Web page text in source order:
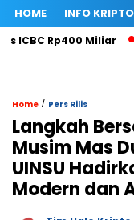
HOME INFO KRIPTO
Rp400 Miliar
Home / Pers Rilis
Langkah
Musim Mas
UINSU
Modern dan